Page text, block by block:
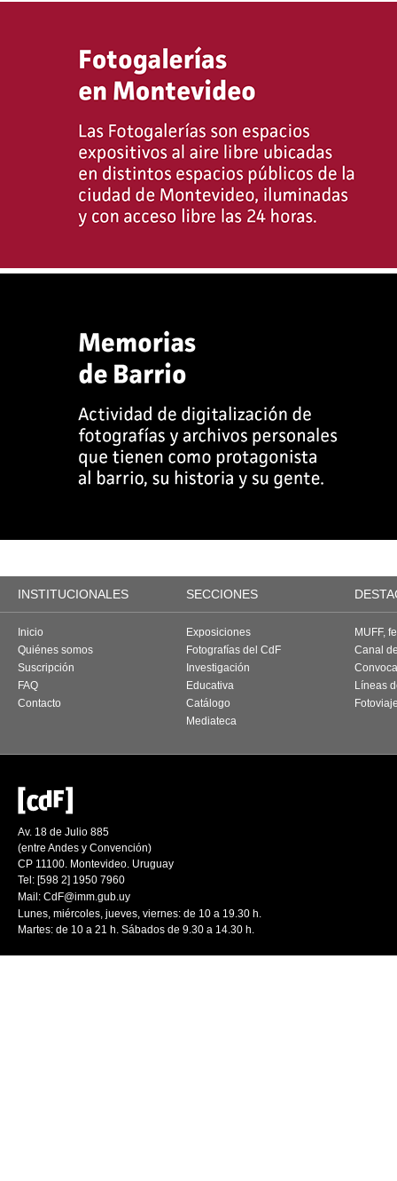
INSTITUCIONALES SECCIONES
Inicio
Quiénes somos
Suscripción
FAQ
Contacto
Exposiciones
Fotografías del CdF
Investigación
Educativa
Catálogo
Mediateca
MUFF,
Canal
Líneas
Av. 18 de Julio 885
(entre Andes y Convención)
CP 11100. Montevideo. Uruguay
Tel: [598 2] 1950 7960
Mail: CdF@imm.gub.uy
Lunes, miércoles, jueves, viernes: de 10 a 19.30 h.
Martes: de 10 a 21 h. Sábados de 9.30 a 14.30 h.